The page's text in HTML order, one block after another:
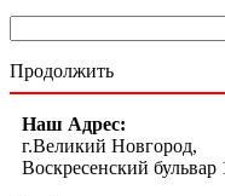
Продолжить
Наш Адрес:
г.Великий Новгород,
Воскресенский бульвар